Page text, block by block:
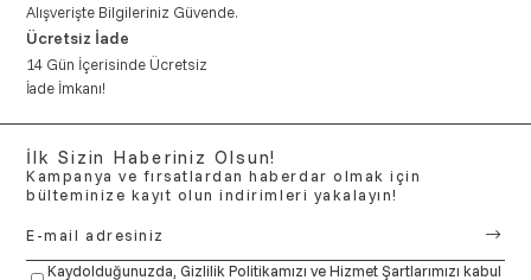
Alışverişte Bilgileriniz Güvende.
Ücretsiz İade
14 Gün İçerisinde Ücretsiz
İade İmkanı!
İlk Sizin Haberiniz Olsun!
Kampanya ve fırsatlardan haberdar olmak için
bülteminize kayıt olun indirimleri yakalayın!
Kaydolduğunuzda, Gizlilik Politikamızı veHizmet Şartlarımızı kabul